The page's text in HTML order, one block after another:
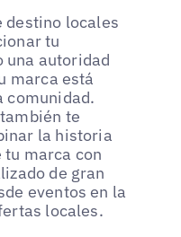
destino locales
tu
una autoridad
marca está
comunidad.
te
la historia
marca con
de gran
eventos en la
locales.